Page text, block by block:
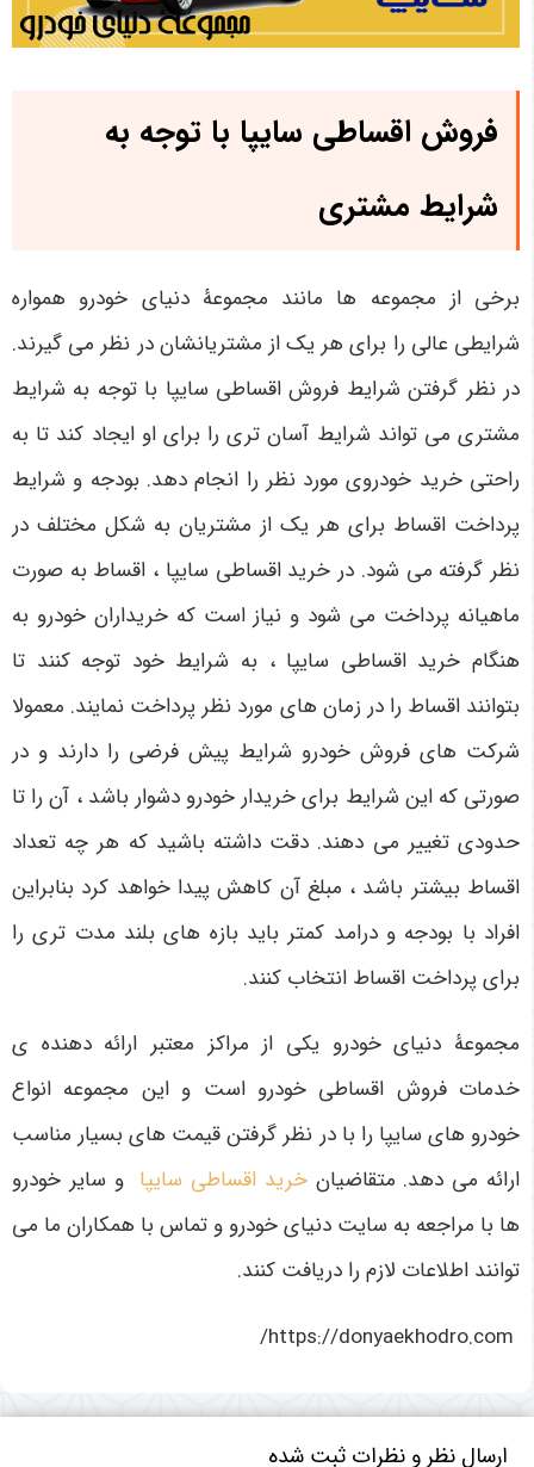
فروش اقساطی سایپا با توجه به
شرایط مشتری
برخی از مجموعه ها مانند مجموعۀ دنیای خودرو همواره
شرایطی عالی را برای هر یک از مشتریانشان در نظر می گیرند.
در نظر گرفتن شرایط فروش اقساطی سایپا با توجه به شرایط
مشتری می تواند شرایط آسان تری را برای او ایجاد کند تا به
راحتی خرید خودروی مورد نظر را انجام دهد. بودجه و شرایط
پرداخت اقساط برای هر یک از مشتریان به شکل مختلف در
نظر گرفته می شود. در خرید اقساطی سایپا ، اقساط به صورت
ماهیانه پرداخت می شود و نیاز است که خریداران خودرو به
هنگام خرید اقساطی سایپا ، به شرایط خود توجه کنند تا
بتوانند اقساط را در زمان های مورد نظر پرداخت نمایند. معمولا
شرکت های فروش خودرو شرایط پیش فرضی را دارند و در
صورتی که این شرایط برای خریدار خودرو دشوار باشد ، آن را تا
حدودی تغییر می دهند. دقت داشته باشید که هر چه تعداد
اقساط بیشتر باشد ، مبلغ آن کاهش پیدا خواهد کرد بنابراین
افراد با بودجه و درامد کمتر باید بازه های بلند مدت تری را
برای پرداخت اقساط انتخاب کنند.
مجموعۀ دنیای خودرو یکی از مراکز معتبر ارائه دهنده ی
خدمات فروش اقساطی خودرو است و این مجموعه انواع
خودرو های سایپا را با در نظر گرفتن قیمت های بسیار مناسب
ارائه می دهد. متقاضیانخرید اقساطی سایپا و سایر خودرو
ها با مراجعه به سایت دنیای خودرو و تماس با همکاران ما می
توانند اطلاعات لازم را دریافت کنند.
ارسال نظر و نظرات ثبت شده